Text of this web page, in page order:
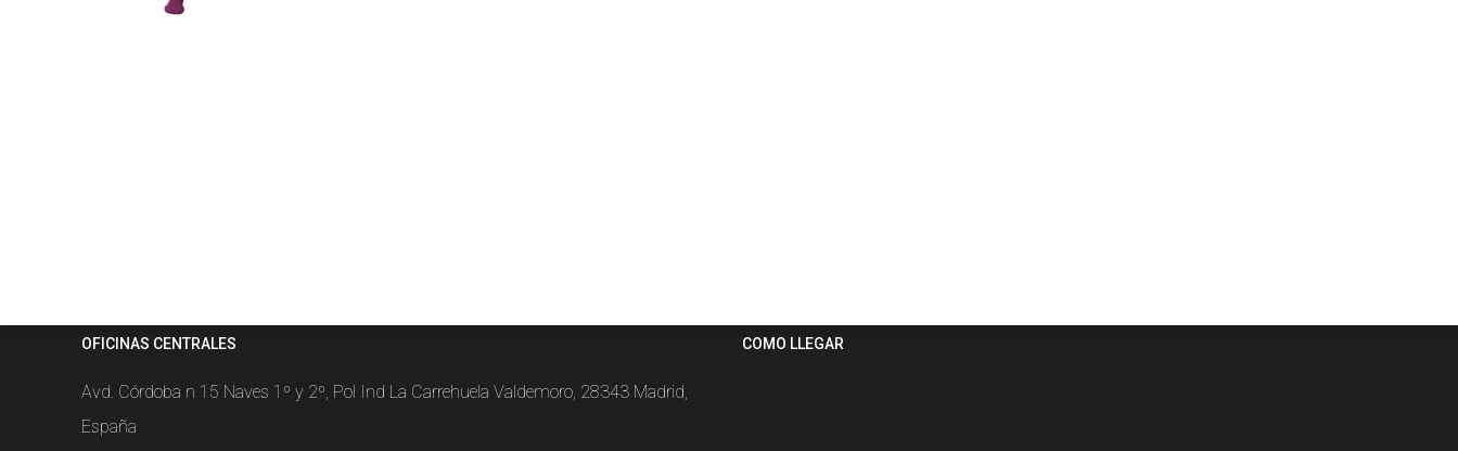
OFICINAS CENTRALES
Avd. Córdoba n 15 Naves 1º y 2º, Pol Ind La Carrehuela Valdemoro, 28343 Madrid,
España
COMO LLEGAR